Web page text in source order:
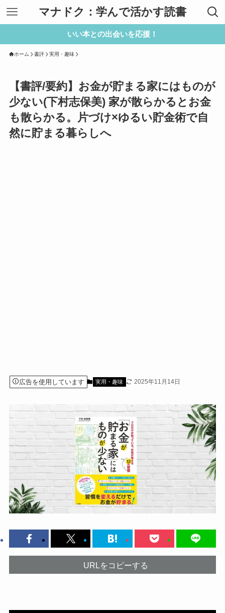
マナドク：学んで活かす読書
いい本との出会いを応援！
ホーム 書評 実用・趣味
【書評/要約】お金が貯まる家にはものが
少ない(下村志保美) 家が散らかるとお金
も散らかる。片づけ×ゆるい貯金術で自
然に貯まる暮らしへ
広告を使用しています 実用・趣味 2025年11月14日
URLをコピーする